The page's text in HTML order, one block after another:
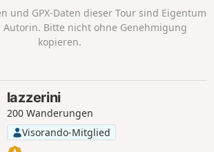
und GPX-Daten dieser Tour sind Eigentum
Autorin. Bitte nicht ohne Genehmigung
kopieren.
lazzerini
200 Wanderungen
Visorando-Mitglied